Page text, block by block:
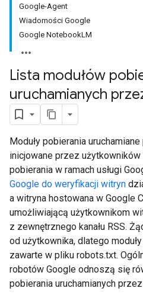
Google-Agent
Wiadomości Google
Google NotebookLM
Lista modułów
uruchamianych
Moduły pobierania
inicjowane przez
pobierania w ramach usługi
Google do weryfikacji witryn
a witryna hostowana w Google
umożliwiającą użytkownikom
z zewnętrznego kanału RSS.
od użytkownika, dlatego
zawarte w pliku robots.txt.
robotów Google odnoszą się
pobierania uruchamianych